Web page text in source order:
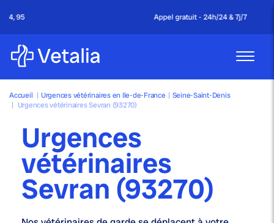
Appel gratuit - 24h/24 & 7j/7
Accueil | Urgences vétérinaires en Ile-de-France | Seine-Saint-Denis
| Urgences vétérinaires Sevran (93270)
Urgences
vétérinaires
Sevran (93270)